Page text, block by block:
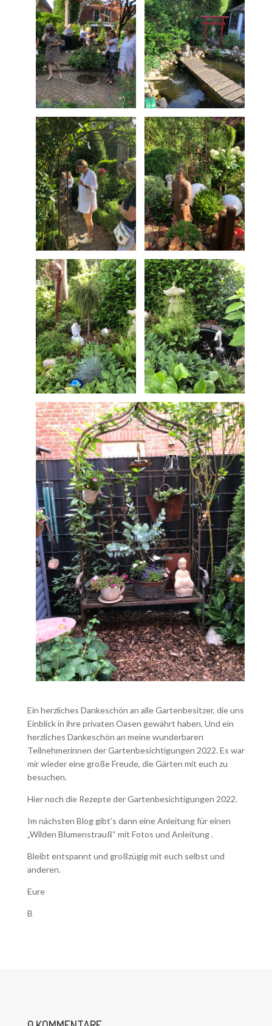
Ein herzliches Dankeschön an alle Gartenbesitzer, die uns
Einblick in ihre privaten Oasen gewährt haben. Und ein
herzliches Dankeschön an meine wunderbaren
Teilnehmerinnen der Gartenbesichtigungen 2022. Es war
mir wieder eine große Freude, die Gärten mit euch zu
besuchen.
Hier noch die Rezepte der Gartenbesichtigungen 2022.
Im nächsten Blog gibt’s dann eine Anleitung für einen
„Wilden Blumenstrauß“ mit Fotos und Anleitung .
Bleibt entspannt und großzügig mit euch selbst und
anderen.
Eure
B